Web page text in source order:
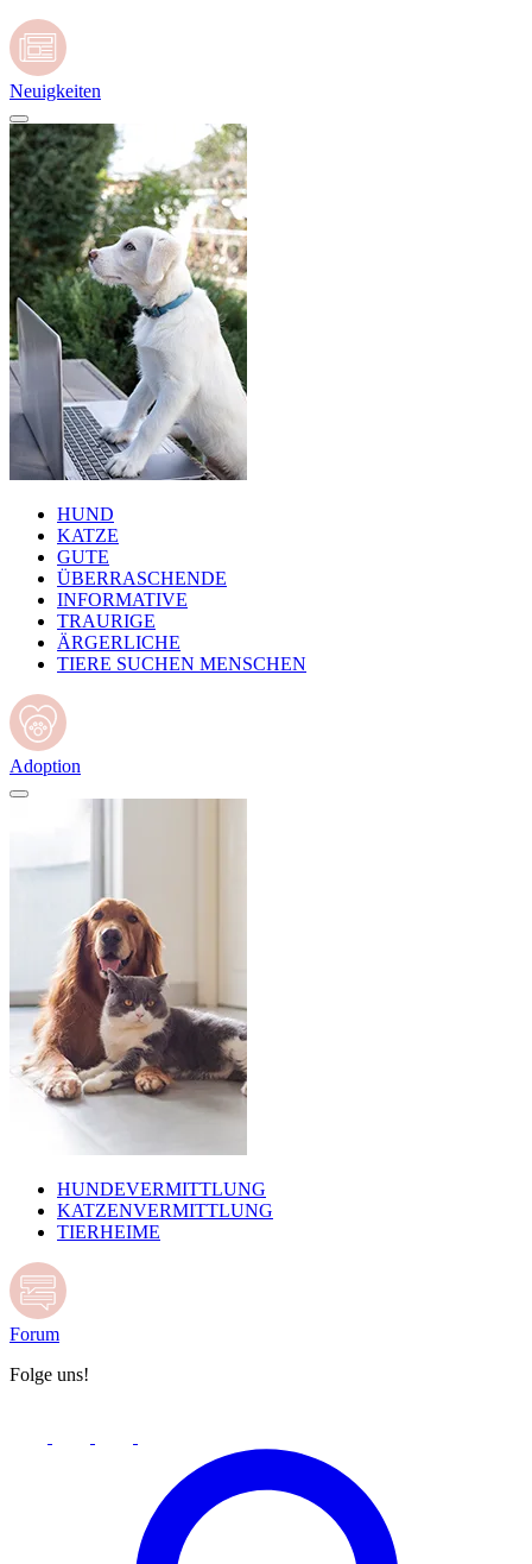
Neuigkeiten
HUND
KATZE
GUTE
ÜBERRASCHENDE
INFORMATIVE
TRAURIGE
ÄRGERLICHE
TIERE SUCHEN MENSCHEN
Adoption
HUNDEVERMITTLUNG
KATZENVERMITTLUNG
TIERHEIME
Forum
Folge uns!